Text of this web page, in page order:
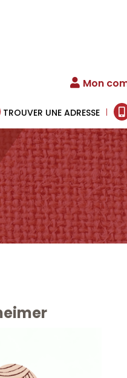
Mon
TROUVER UNE ADRESSE